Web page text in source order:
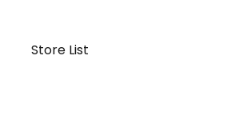
Store List